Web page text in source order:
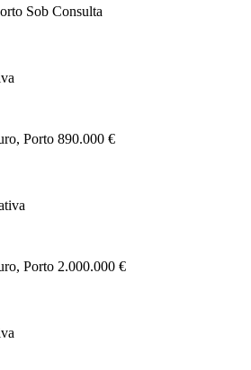
Sob Consulta
Porto 890.000 €
Porto 2.000.000 €